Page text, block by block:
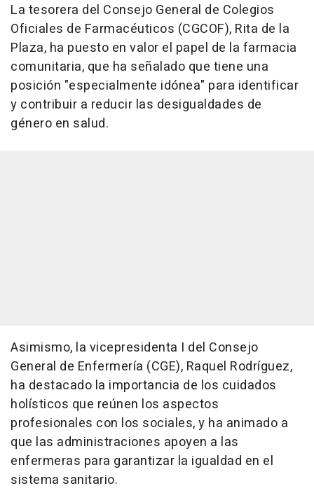
La tesorera del Consejo General de Colegios
Oficiales de Farmacéuticos (CGCOF), Rita de la
Plaza, ha puesto en valor el papel de la farmacia
comunitaria, que ha señalado que tiene una
posición "especialmente idónea" para identificar
y contribuir a reducir las desigualdades de
género en salud.
Asimismo, la vicepresidenta I del Consejo
General de Enfermería (CGE), Raquel Rodríguez,
ha destacado la importancia de los cuidados
holísticos que reúnen los aspectos
profesionales con los sociales, y ha animado a
que las administraciones apoyen a las
enfermeras para garantizar la igualdad en el
sistema sanitario.